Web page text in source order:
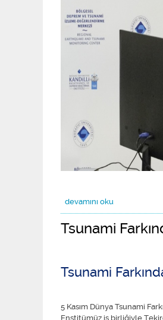
Rasathanemiz tarafından
devamını oku
Tsunami
Tsunami
5 Kasım Dünya Tsunami
Enstitümüz iş birliğiyle